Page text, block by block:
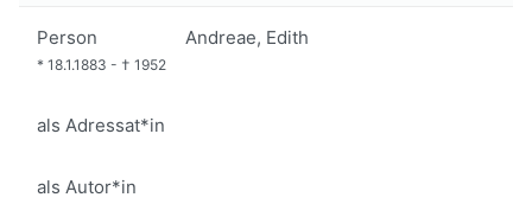
Person Andreae, Edith
* 18.1.1883 - † 1952
als Adressat*in
als Autor*in